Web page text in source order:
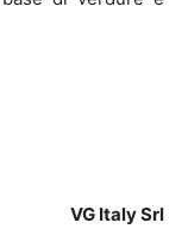
VG Italy Srl